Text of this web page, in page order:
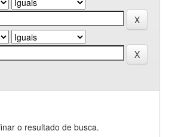
o resultado de busca.